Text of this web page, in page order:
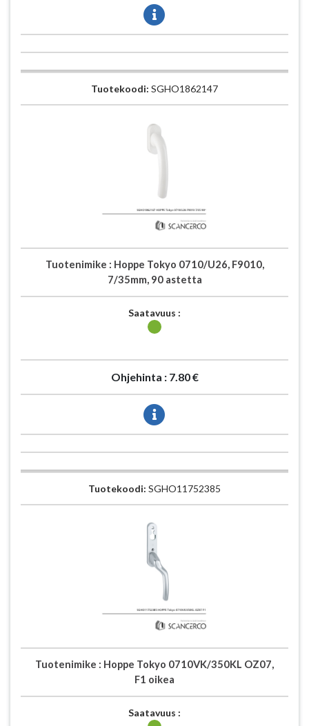
Tuotekoodi: SGHO1862147
Tuotenimike : Hoppe Tokyo 0710/U26, F9010,
7/35mm, 90 astetta
Saatavuus :
Ohjehinta : 7.80 €
Tuotekoodi: SGHO11752385
Tuotenimike : Hoppe Tokyo 0710VK/350KL OZ07,
F1 oikea
Saatavuus :